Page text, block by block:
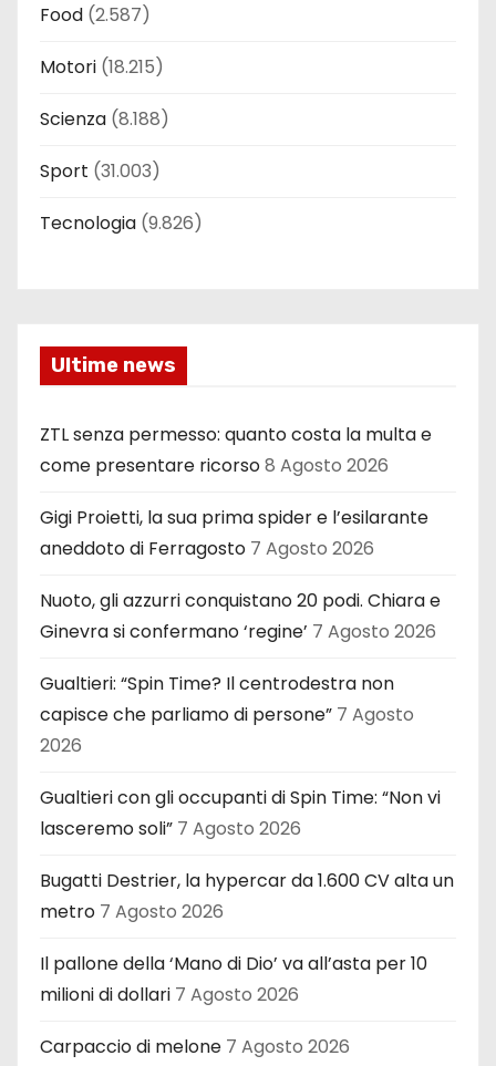
Food (2.587)
Motori (18.215)
Scienza (8.188)
Sport (31.003)
Tecnologia (9.826)
Ultime news
ZTL senza permesso: quanto costa la multa e
come presentare ricorso8 Agosto 2026
Gigi Proietti, la sua prima spider e l’esilarante
aneddoto di Ferragosto 7 Agosto 2026
Nuoto, gli azzurri conquistano 20 podi. Chiara e
Ginevra si confermano ‘regine’ 7 Agosto 2026
Gualtieri: “Spin Time? Il centrodestra non
capisce che parliamo di persone” 7 Agosto
2026
Gualtieri con gli occupanti di Spin Time: “Non vi
lasceremo soli” 7 Agosto 2026
Bugatti Destrier, la hypercar da 1.600 CV alta un
metro 7 Agosto 2026
Il pallone della ‘Mano di Dio’ va all’asta per 10
milioni di dollari 7 Agosto 2026
Carpaccio di melone 7 Agosto 2026